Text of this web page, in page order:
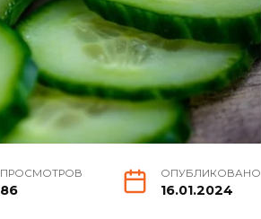
ПРОСМОТРОВ
86
ОПУБЛИКОВАНО
16.01.2024